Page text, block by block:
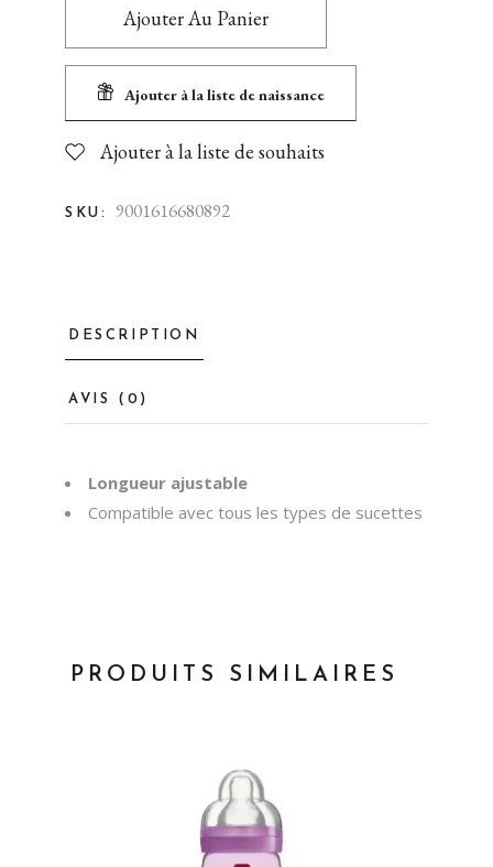
Ajouter Au Panier
Ajouter à la liste de naissance
Ajouter à la liste de souhaits
SKU: 9001616680892
DESCRIPTION
AVIS (0)
Longueur ajustable
Compatible avec tous les types de sucettes
PRODUITS SIMILAIRES